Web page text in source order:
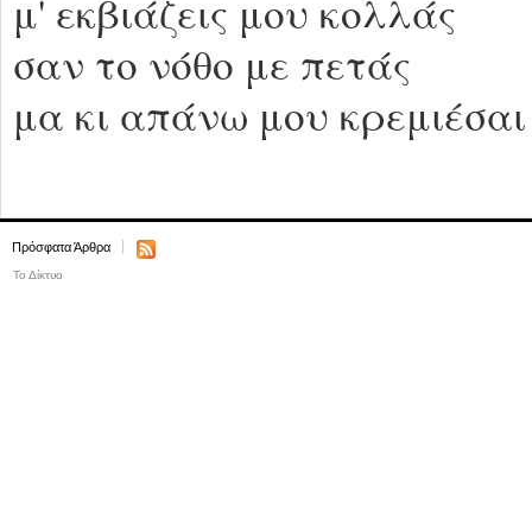
μ' εκβιάζεις μου κολλάς
σαν το νόθο με πετάς
μα κι απάνω μου κρεμιέσαι
Πρόσφατα Άρθρα
Το Δίκτυο